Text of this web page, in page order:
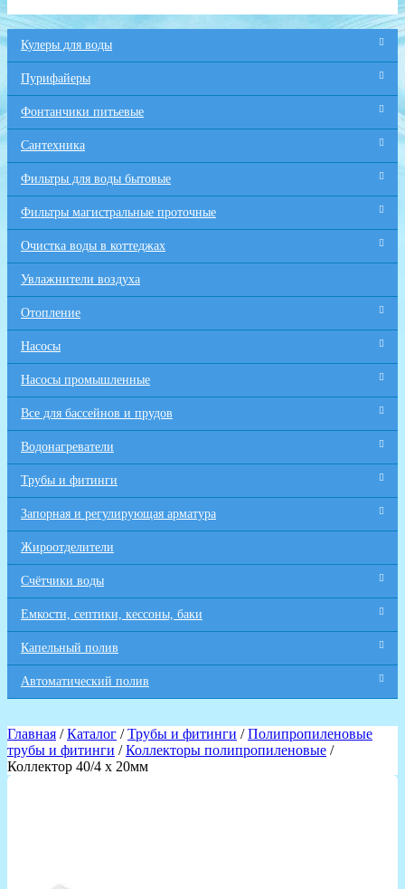
Кулеры для воды
Пурифайеры
Фонтанчики питьевые
Сантехника
Фильтры для воды бытовые
Фильтры магистральные проточные
Очистка воды в коттеджах
Увлажнители воздуха
Отопление
Насосы
Насосы промышленные
Все для бaссейнов и прудов
Водонагреватели
Трубы и фитинги
Запорная и регулирующая арматура
Жироотделители
Счётчики воды
Емкости, септики, кессоны, баки
Капельный полив
Автоматический полив
Главная /Каталог /Трубы и фитинги /Полипропиленовые
трубы и фитинги /Коллекторы полипропиленовые /
Коллектор 40/4 х 20мм